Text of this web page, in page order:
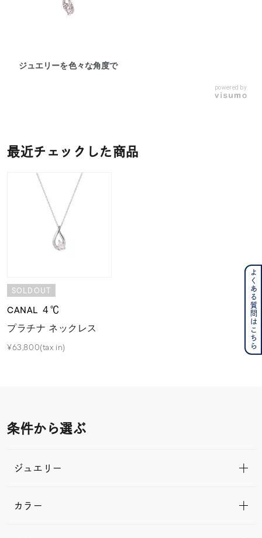
ジュエリーを色々な角度で
powered by
最近チェックした商品
SOLDOUT
CANAL ４℃
プラチナ ネックレス
¥63,800(tax in)
条件から選ぶ
ジュエリー
カラー
よくある質問はこちら